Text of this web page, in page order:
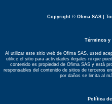
Copyright © Ofima SAS |
Términos y
Al utilizar este sitio web de Ofima SAS, usted
utilice el sitio para actividades ilegales ni que
contenido es propiedad de Ofima SAS y está
responsables del contenido de sitios de terceros
por daños se limita al
Política